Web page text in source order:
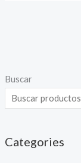
Buscar
Categories